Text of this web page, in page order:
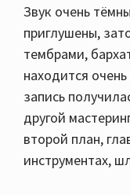
Звук очень
приглушены,
тембрами,
находится
запись
другой
второй план,
инструментах,